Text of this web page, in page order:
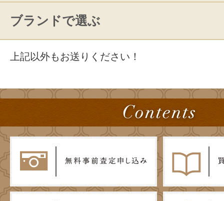
ブランドで選ぶ
上記以外もお送りください！